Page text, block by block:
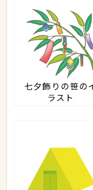
七夕飾りの笹の
ラスト